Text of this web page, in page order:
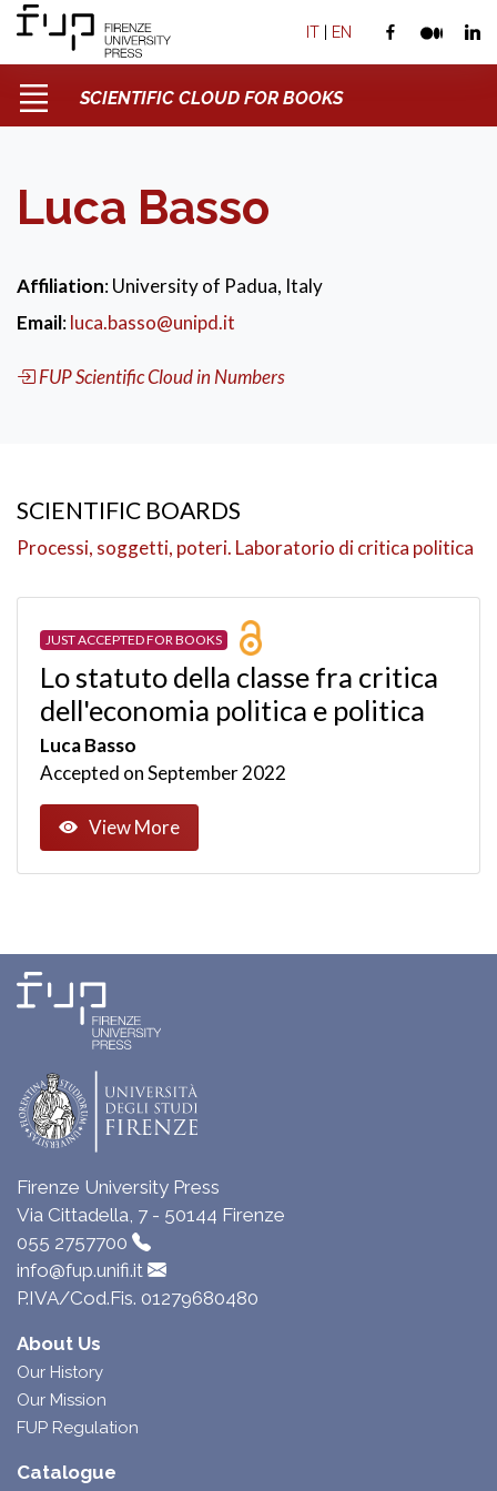
IT | EN
SCIENTIFIC CLOUD FOR BOOKS
Luca Basso
Affiliation: University of Padua, Italy
Email:luca.basso@unipd.it
FUP Scientific Cloud in Numbers
SCIENTIFIC BOARDS
Processi, soggetti, poteri. Laboratorio di critica politica
JUST ACCEPTED FOR BOOKS
Lo statuto della classe fra critica
dell'economia politica e politica
Luca Basso
Accepted on September 2022
View More
Firenze University Press
Via Cittadella, 7 - 50144 Firenze
055 2757700
info@fup.unifi.it
P.IVA/Cod.Fis. 01279680480
About Us
Our History
Our Mission
FUP Regulation
Catalogue